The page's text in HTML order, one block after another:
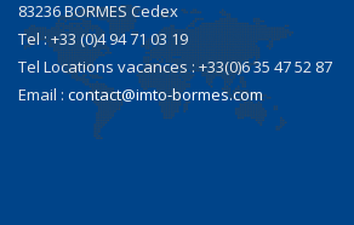
83236 BORMES Cedex
Tel : +33 (0)4 94 71 03 19
Tel Locations vacances : +33(0)6 35 47 52 87
Email : contact@imto-bormes.com